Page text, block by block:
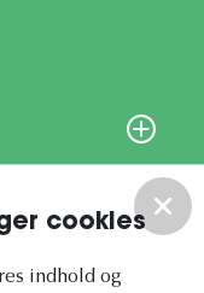
cookies
indhold og